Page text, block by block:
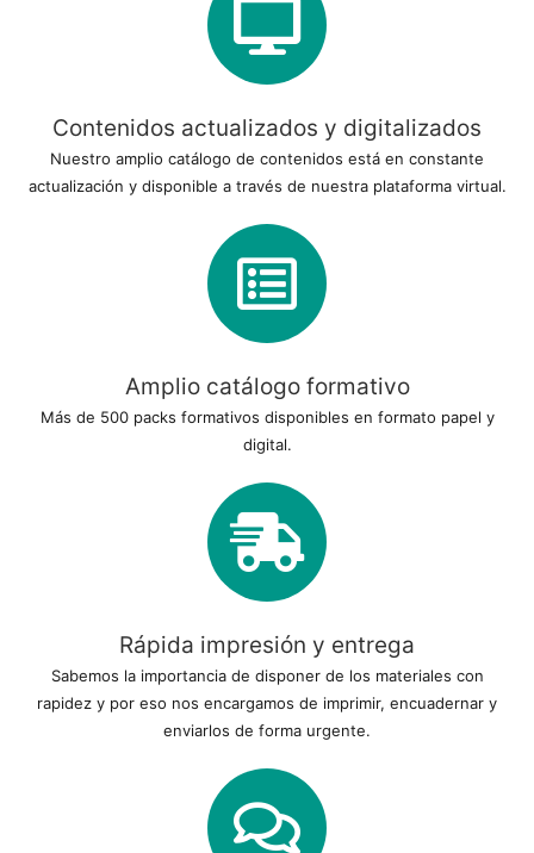
Contenidos actualizados y digitalizados
Nuestro amplio catálogo de contenidos está en constante
actualización y disponible a través de nuestra plataforma virtual.
Amplio catálogo formativo
Más de 500 packs formativos disponibles en formato papel y
digital.
Rápida impresión y entrega
Sabemos la importancia de disponer de los materiales con
rapidez y por eso nos encargamos de imprimir, encuadernar y
enviarlos de forma urgente.